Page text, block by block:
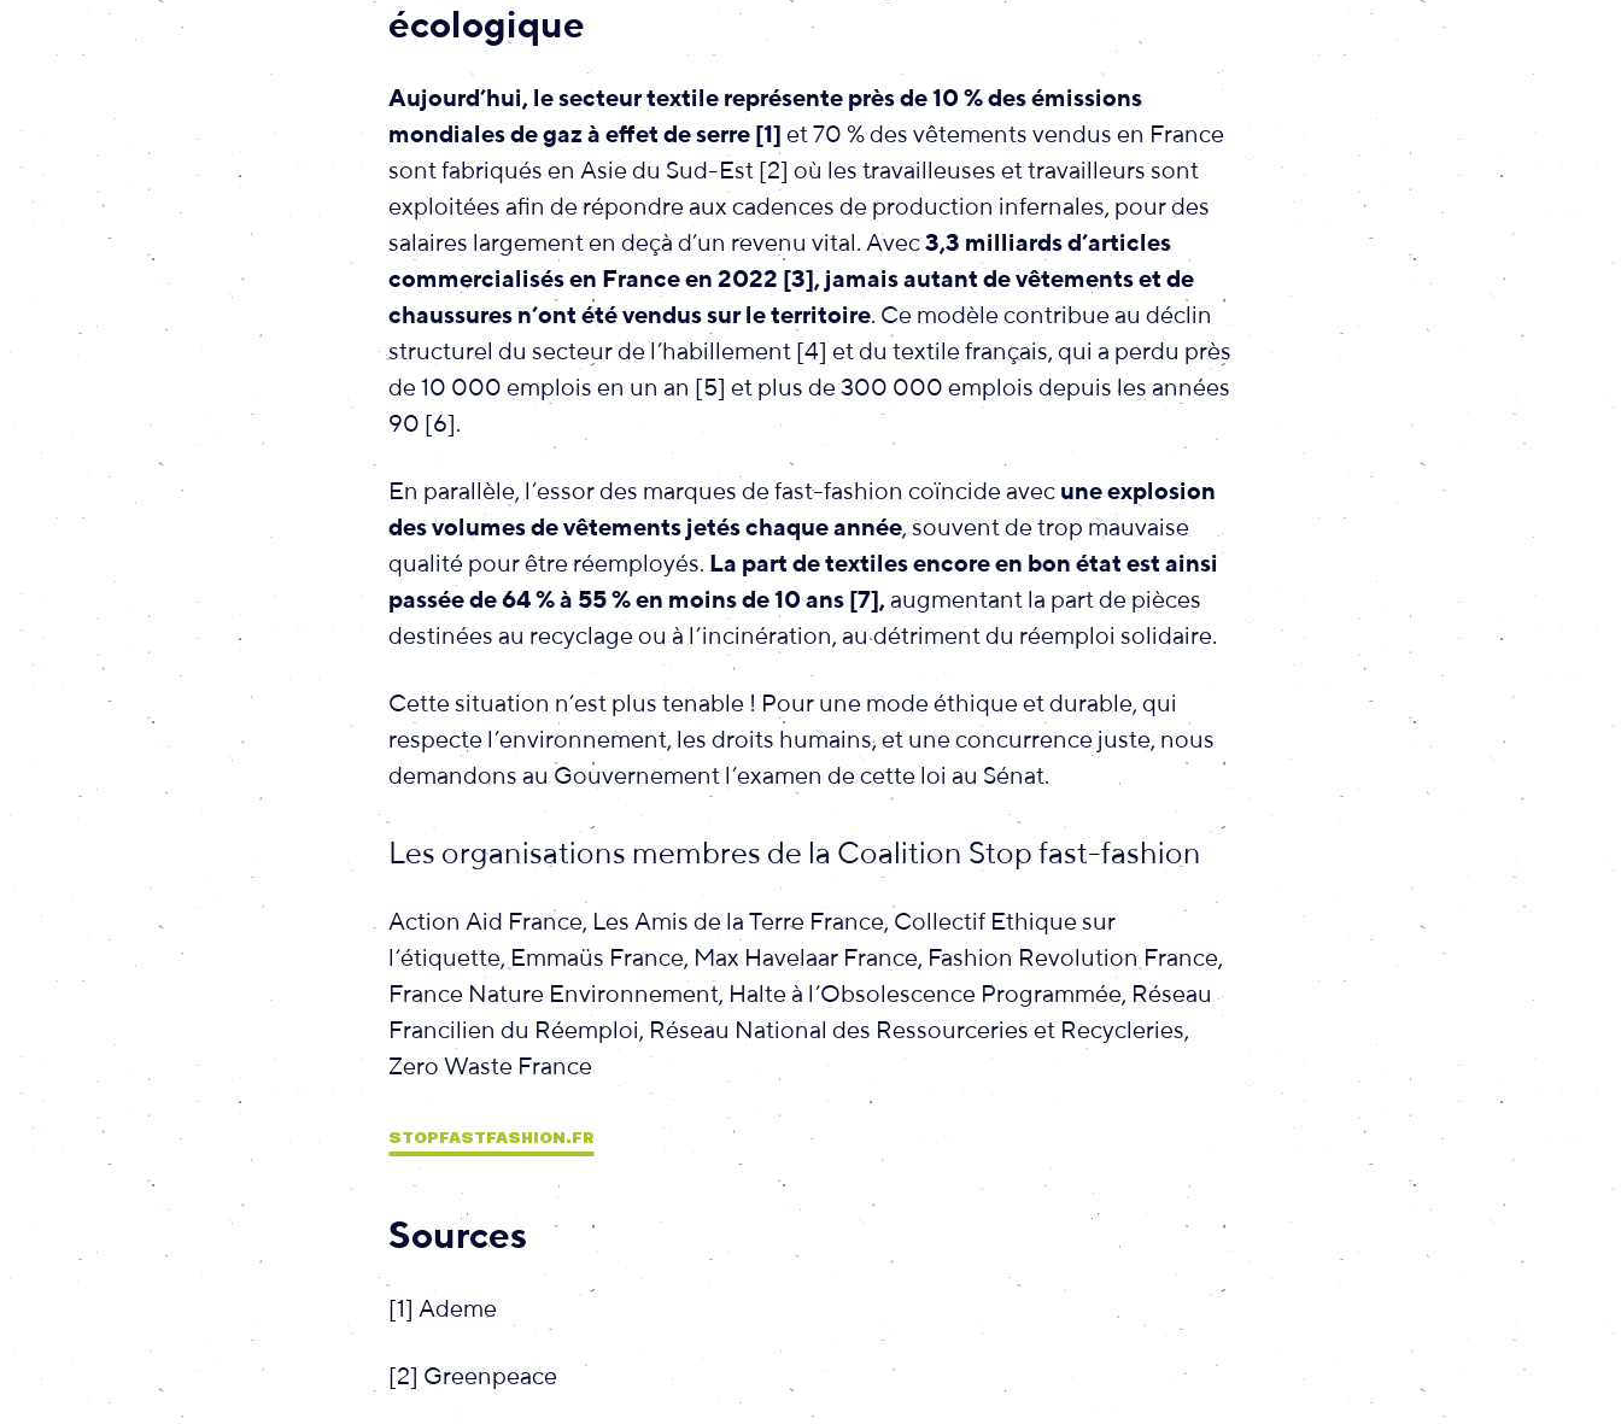
écologique
Aujourd’hui, le secteur textile représente près de 10 % des émissions
mondiales de gaz à effet de serre [1] et 70 % des vêtements vendus en France
sont fabriqués en Asie du Sud-Est [2] où les travailleuses et travailleurs sont
exploitées afin de répondre aux cadences de production infernales, pour des
salaires largement en deçà d’un revenu vital. Avec3,3 milliards d’articles
commercialisés en France en 2022 [3], jamais autant de vêtements et de
chaussures n’ont été vendus sur le territoire. Ce modèle contribue au déclin
structurel du secteur de l’habillement [4] et du textile français, qui a perdu près
de 10 000 emplois en un an [5] et plus de 300 000 emplois depuis les années
90 [6].
En parallèle, l’essor des marques de fast-fashion coïncide avec une explosion
des volumes de vêtements jetés chaque année, souvent de trop mauvaise
qualité pour être réemployés. La part de textiles encore en bon état est ainsi
passée de 64 % à 55 % en moins de 10 ans [7],augmentant la part de pièces
destinées au recyclage ou à l’incinération, au détriment du réemploi solidaire.
Cette situation n’est plus tenable ! Pour une mode éthique et durable, qui
respecte l’environnement, les droits humains, et une concurrence juste, nous
demandons au Gouvernement l’examen de cette loi au Sénat.
Les organisations membres de la Coalition Stop fast-fashion
Action Aid France, Les Amis de la Terre France, Collectif Ethique sur
l’étiquette, Emmaüs France, Max Havelaar France, Fashion Revolution France,
France Nature Environnement, Halte à l’Obsolescence Programmée, Réseau
Francilien du Réemploi, Réseau National des Ressourceries et Recycleries,
Zero Waste France
STOPFASTFASHION.FR
Sources
[1] Ademe
[2] Greenpeace